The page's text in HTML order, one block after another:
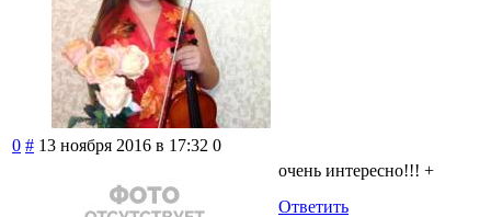
0 # 13 ноября 2016 в 17:32 0
очень интересно!!! +
Ответить